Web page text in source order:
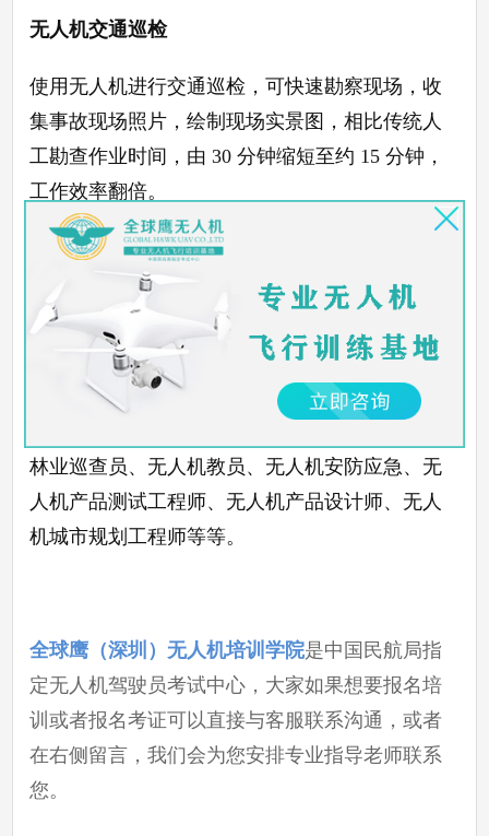
无人机交通巡检
使用无人机进行交通巡检，可快速勘察现场，收
集事故现场照片，绘制现场实景图，相比传统人
工勘查作业时间，由 30 分钟缩短至约 15 分钟，
工作效率翻倍。
利用无人机进行交通巡检，许多危险场景不用
“亲力亲为”，巡检人员安全问题有了保障。
更多行业
其实学无人机之后可以做的工作非常多，除了上
林业巡查员、无人机教员、无人机安防应急、无
人机产品测试工程师、无人机产品设计师、无人
机城市规划工程师等等。
全球鹰（深圳）无人机培训学院是中国民航局指
定无人机驾驶员考试中心，大家如果想要报名培
训或者报名考证可以直接与客服联系沟通，或者
在右侧留言，我们会为您安排专业指导老师联系
您。